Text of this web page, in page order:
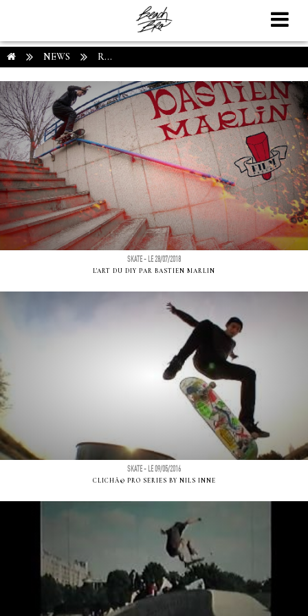
NEWS R...
SKATE - LE 28/07/2018
L'ART DU DIY PAR BASTIEN MARLIN
SKATE - LE 09/05/2016
CLICHÃ© PRO SERIES BY NILS INNE